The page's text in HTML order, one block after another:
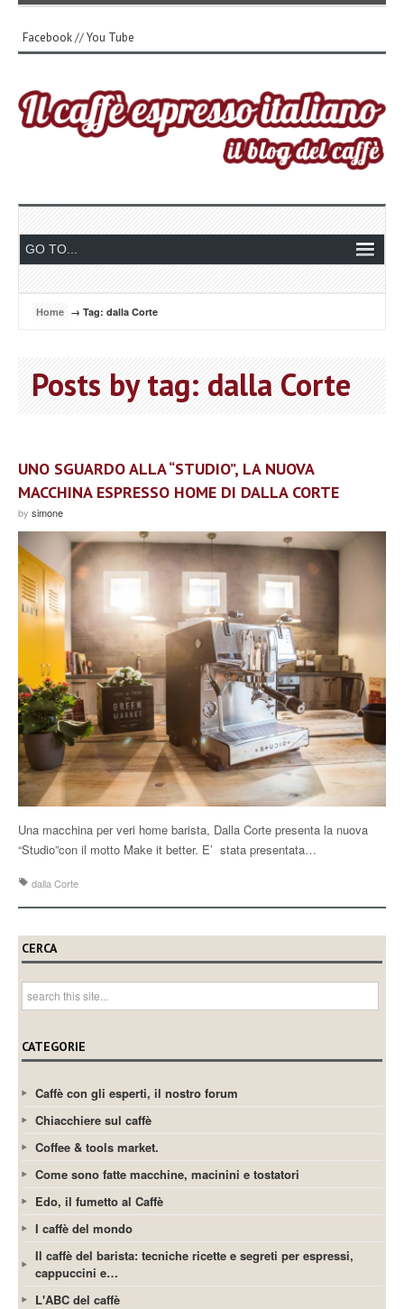
Facebook//You Tube
Home → Tag: dalla Corte
Posts by tag: dalla Corte
UNO SGUARDO ALLA “STUDIO”, LA NUOVA
MACCHINA ESPRESSO HOME DI DALLA CORTE
by simone
Una macchina per veri home barista, Dalla Corte presenta la nuova
“Studio”con il motto Make it better. E’ stata presentata…
dalla Corte
CERCA
CATEGORIE
Caffè con gli esperti, il nostro forum
Chiacchiere sul caffè
Coffee & tools market.
Come sono fatte macchine, macinini e tostatori
Edo, il fumetto al Caffè
I caffè del mondo
Il caffè del barista: tecniche ricette e segreti per espressi,
cappuccini e…
L'ABC del caffè